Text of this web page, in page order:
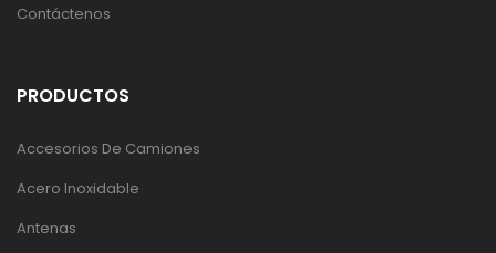
Contáctenos
PRODUCTOS
Accesorios De Camiones
Acero Inoxidable
Antenas